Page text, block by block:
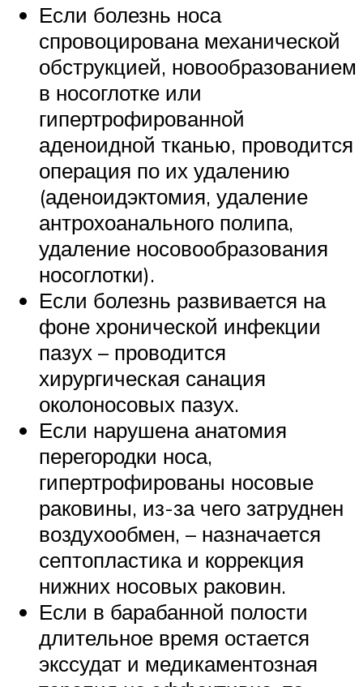
Если болезнь носа
спровоцирована механической
обструкцией, новообразованием
в носоглотке или
гипертрофированной
аденоидной тканью, проводится
операция по их удалению
(аденоидэктомия, удаление
антрохоанального полипа,
удаление носовообразования
носоглотки).
Если болезнь развивается на
фоне хронической инфекции
пазух – проводится
хирургическая санация
околоносовых пазух.
Если нарушена анатомия
перегородки носа,
гипертрофированы носовые
раковины, из-за чего затруднен
воздухообмен, – назначается
септопластика и коррекция
нижних носовых раковин.
Если в барабанной полости
длительное время остается
экссудат и медикаментозная